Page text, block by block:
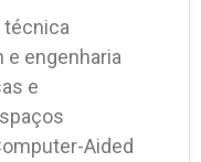
técnica
e engenharia
e
Aided